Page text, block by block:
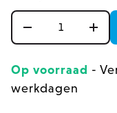
Op voorraad -
werkdagen